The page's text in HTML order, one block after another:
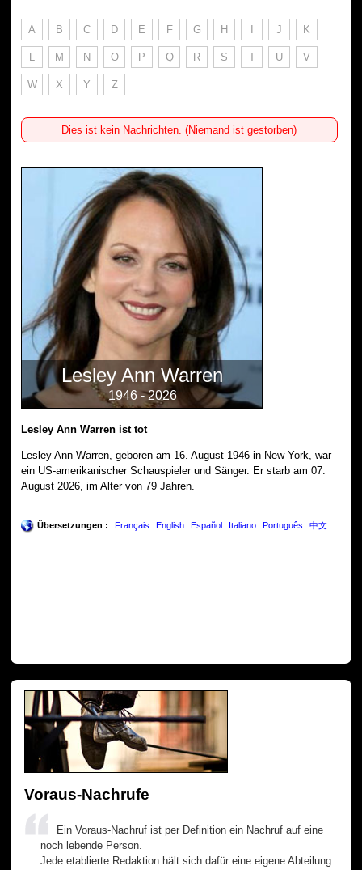
A B C D E F G H I J K
L M N O P Q R S T U V
W X Y Z
Dies ist kein Nachrichten. (Niemand ist gestorben)
Lesley Ann Warren
1946 - 2026
Lesley Ann Warren ist tot
Lesley Ann Warren, geboren am 16. August 1946 in New York, war
ein US-amerikanischer Schauspieler und Sänger. Er starb am 07.
August 2026, im Alter von 79 Jahren.
Übersetzungen : Français English Español Italiano Português 中文
Voraus-Nachrufe
Ein Voraus-Nachruf ist per Definition ein Nachruf auf eine
noch lebende Person.
Jede etablierte Redaktion hält sich dafür eine eigene Abteilung